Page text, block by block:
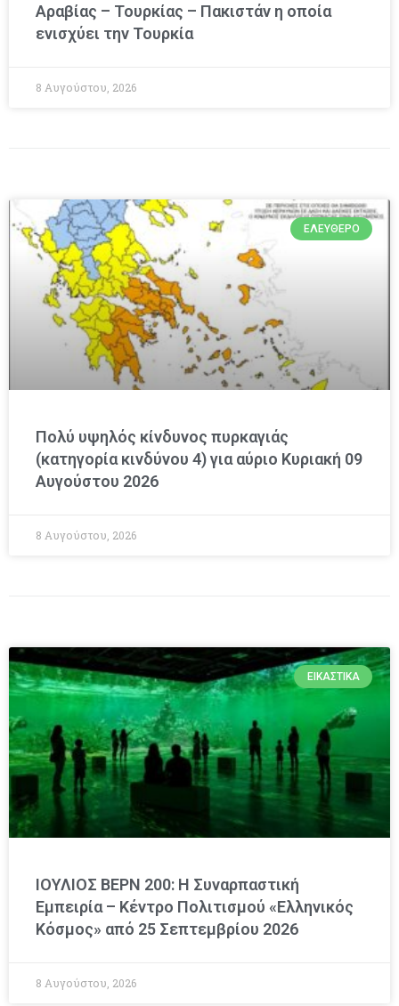
Αραβίας – Τουρκίας – Πακιστάν η οποία
ενισχύει την Τουρκία
8 Αυγούστου, 2026
ΕΛΕΎΘΕΡΟ
Πολύ υψηλός κίνδυνος πυρκαγιάς
(κατηγορία κινδύνου 4) για αύριο Κυριακή 09
Αυγούστου 2026
8 Αυγούστου, 2026
ΕΙΚΑΣΤΙΚΆ
ΙΟΥΛΙΟΣ ΒΕΡΝ 200: Η Συναρπαστική
Εμπειρία – Κέντρο Πολιτισμού «Ελληνικός
Κόσμος» από 25 Σεπτεμβρίου 2026
8 Αυγούστου, 2026